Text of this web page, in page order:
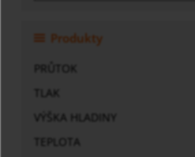
Produkty
PRŮTOK
TLAK
VÝŠKA HLADINY
TEPLOTA